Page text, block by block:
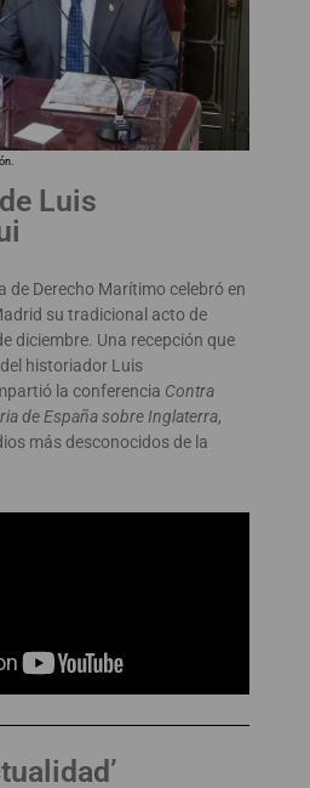
Luis
de Derecho Marítimo celebró en
su tradicional acto de
diciembre. Una recepción que
historiador Luis
la conferencia Contra
de España sobre Inglaterra,
más desconocidos de la